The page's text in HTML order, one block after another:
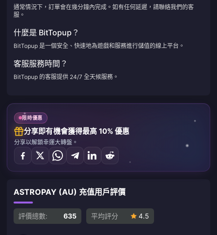
通常情況下，訂單會在幾分鐘內完成。如有任何延遲，請聯絡我們的客
服。
什麼是 BitTopup？
BitTopup 是一個安全、快速地為遊戲和服務進行儲值的線上平台。
客服服務時間？
BitTopup 的客服提供 24/7 全天候服務。
限時優惠
分享即有機會獲得最高 10% 優惠
分享以解鎖幸運大轉盤。
ASTROPAY (AU) 充值用戶評價
評價總數: 635 平均評分 4.5